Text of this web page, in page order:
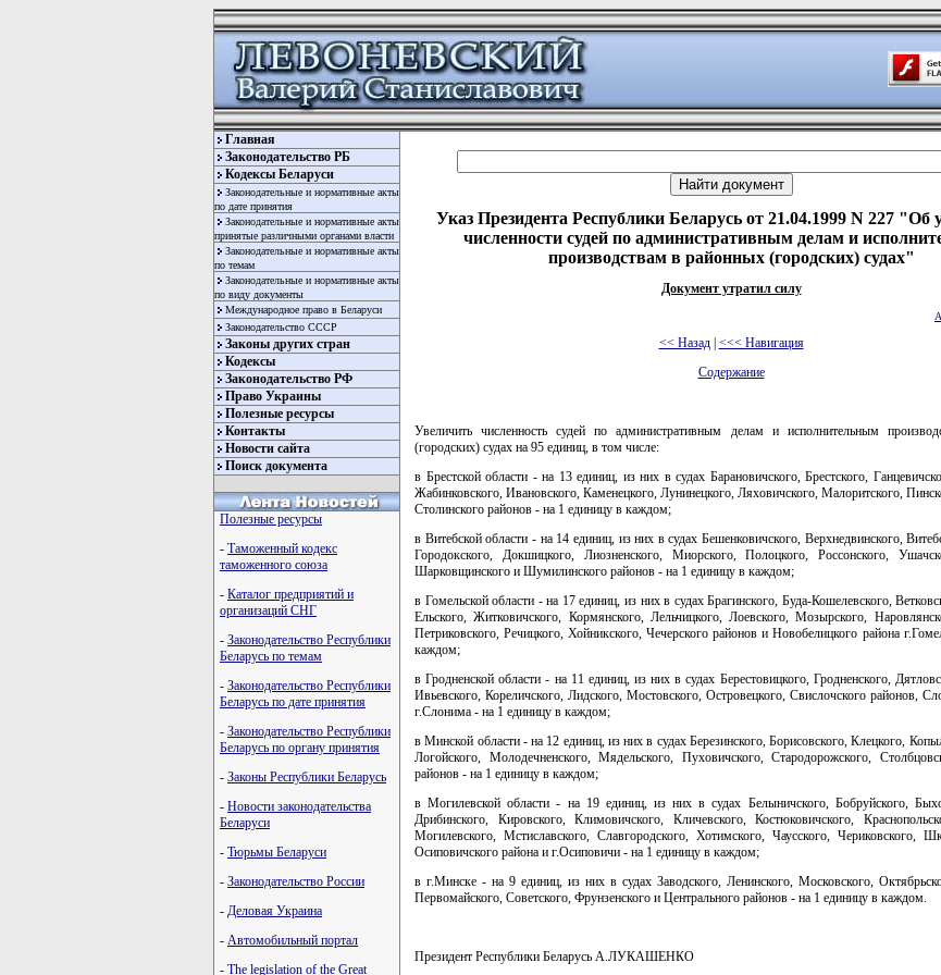
Главная
Законодательство РБ
Кодексы Беларуси
Законодательные и нормативные акты
по дате принятия
Законодательные и нормативные акты
принятые различными органами власти
Законодательные и нормативные акты
по темам
Законодательные и нормативные акты
по виду документы
Международное право в Беларуси
Законодательство СССР
Законы других стран
Кодексы
Законодательство РФ
Право Украины
Полезные ресурсы
Контакты
Новости сайта
Поиск документа
Полезные ресурсы
- Таможенный кодекс
таможенного союза
- Каталог предприятий и
организаций СНГ
- Законодательство Республики
Беларусь по темам
- Законодательство Республики
Беларусь по дате принятия
- Законодательство Республики
Беларусь по органу принятия
- Законы Республики Беларусь
- Новости законодательства
Беларуси
- Тюрьмы Беларуси
- Законодательство России
- Деловая Украина
- Автомобильный портал
- The legislation of the Great
Указ Президента Республики Беларусь от 21.04.1999 N 227 "Об
численности судей по административным делам и
производствам в районных (городских) судах"
Документ утратил силу
<< Назад| <<< Навигация
Содержание
Увеличить численность судей по административным делам и исполнительным
(городских) судах на 95 единиц, в том числе:
в Брестской области - на 13 единиц, из них в судах Барановичского, Брестского,
Жабинковского, Ивановского, Каменецкого, Лунинецкого, Ляховичского, Малоритского,
Столинского районов - на 1 единицу в каждом;
в Витебской области - на 14 единиц, из них в судах Бешенковичского, Верхнедвинского,
Городокского, Докшицкого, Лиозненского, Миорского, Полоцкого, Россонского,
Шарковщинского и Шумилинского районов - на 1 единицу в каждом;
в Гомельской области - на 17 единиц, из них в судах Брагинского, Буда-Кошелевского,
Ельского, Житковичского, Кормянского, Лельчицкого, Лоевского, Мозырского,
Петриковского, Речицкого, Хойникского, Чечерского районов и Новобелицкого района
каждом;
в Гродненской области - на 11 единиц, из них в судах Берестовицкого, Гродненского,
Ивьевского, Кореличского, Лидского, Мостовского, Островецкого, Свислочского районов,
г.Слонима - на 1 единицу в каждом;
в Минской области - на 12 единиц, из них в судах Березинского, Борисовского, Клецкого,
Логойского, Молодечненского, Мядельского, Пуховичского, Стародорожского,
районов - на 1 единицу в каждом;
в Могилевской области - на 19 единиц, из них в судах Белыничского, Бобруйского,
Дрибинского, Кировского, Климовичского, Кличевского, Костюковичского,
Могилевского, Мстиславского, Славгородского, Хотимского, Чаусского, Чериковского,
Осиповичского района и г.Осиповичи - на 1 единицу в каждом;
в г.Минске - на 9 единиц, из них в судах Заводского, Ленинского, Московского,
Первомайского, Советского, Фрунзенского и Центрального районов - на 1 единицу в каждом.
Президент Республики Беларусь А.ЛУКАШЕНКО